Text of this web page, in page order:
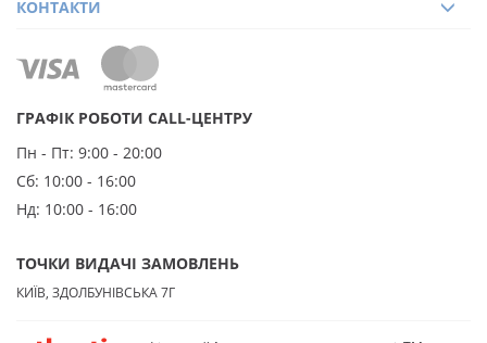
ГРАФІК РОБОТИ CALL-ЦЕНТРУ
Пн - Пт: 9:00 - 20:00
Сб: 10:00 - 16:00
Нд: 10:00 - 16:00
ТОЧКИ ВИДАЧІ ЗАМОВЛЕНЬ
КИЇВ, ЗДОЛБУНІВСЬКА 7Г
КОНТАКТИ